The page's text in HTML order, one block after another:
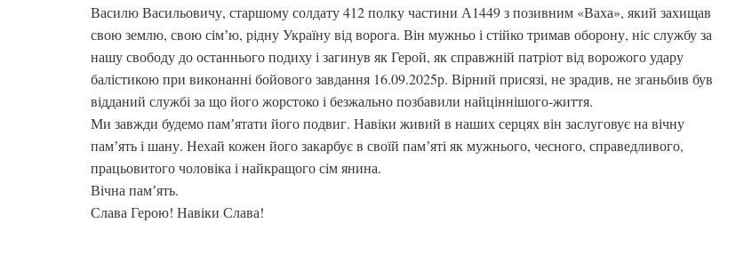
Василю Васильовичу, старшому солдату 412 полку частини А1449 з позивним «Ваха», який захищав
свою землю, свою сімʼю, рідну Україну від ворога. Він мужньо і стійко тримав оборону, ніс службу за
нашу свободу до останнього подиху і загинув як Герой, як справжній патріот від ворожого удару
балістикою при виконанні бойового завдання 16.09.2025р. Вірний присязі, не зрадив, не зганьбив був
відданий службі за що його жорстоко і безжально позбавили найціннішого-життя.
Ми завжди будемо памʼятати його подвиг. Навіки живий в наших серцях він заслуговує на вічну
памʼять і шану. Нехай кожен його закарбує в своїй памʼяті як мужнього, чесного, справедливого,
працьовитого чоловіка і найкращого сім янина.
Вічна памʼять.
Слава Герою! Навіки Слава!